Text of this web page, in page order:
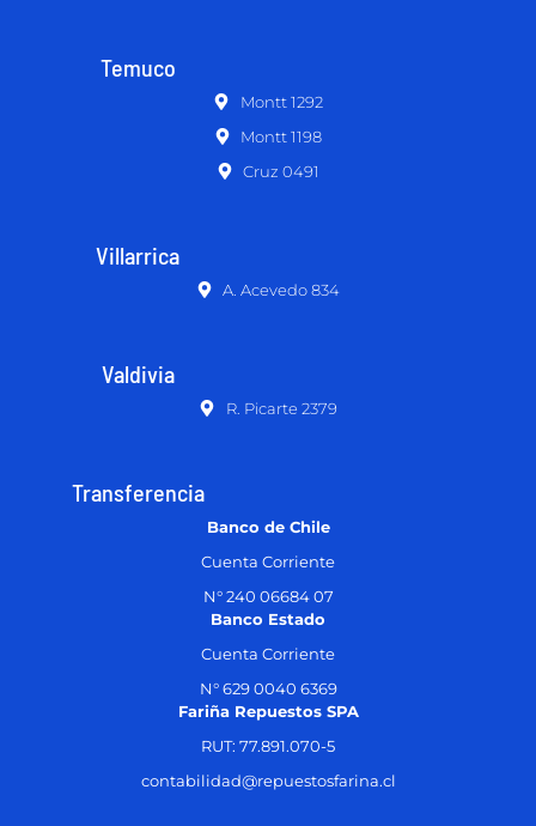
Temuco
Montt 1292
Montt 1198
Cruz 0491
Villarrica
A. Acevedo 834
Valdivia
R. Picarte 2379
Transferencia
Banco de Chile
Cuenta Corriente
N° 240 06684 07
Banco Estado
Cuenta Corriente
N° 629 0040 6369
Fariña Repuestos SPA
RUT: 77.891.070-5
contabilidad@repuestosfarina.cl